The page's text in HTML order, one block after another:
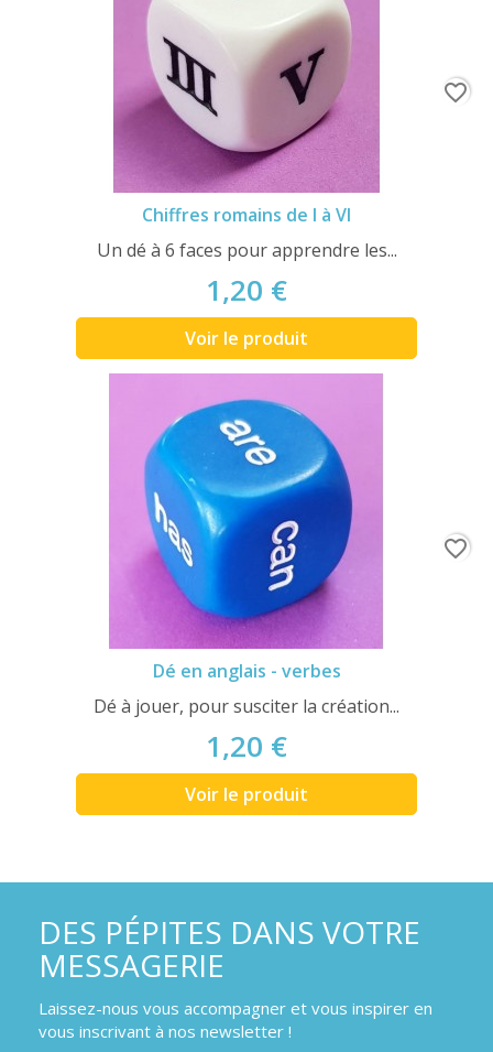
Chiffres romains de I à VI
Un dé à 6 faces pour apprendre les...
1,20 €
Voir le produit
favorite_border
Dé en anglais - verbes
Dé à jouer, pour susciter la création...
1,20 €
Voir le produit
favorite_border
DES PÉPITES DANS VOTRE
MESSAGERIE
Laissez-nous vous accompagner et vous inspirer en
vous inscrivant à nos newsletter !